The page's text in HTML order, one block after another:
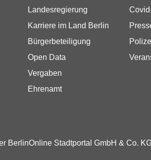
Landesregierung
Karriere im Land Berlin
Bürgerbeteiligung
Open Data
Vergaben
Ehrenamt
BerlinOnline Stadtportal GmbH & Co.